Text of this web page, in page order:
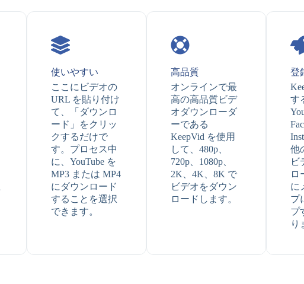
使いやすい
ここにビデオの
URL を貼り付け
て、「ダウンロ
ード」をクリッ
クするだけで
す。プロセス中
に、YouTube を
MP3 または MP4
にダウンロード
することを選択
できます。
高品質
オンラインで最
高の高品質ビデ
オダウンローダ
ーである
KeepVid を使用
して、480p、
720p、1080p、
2K、4K、8K で
ビデオをダウン
ロードします。
登
す
他
ビ
ロ
に
プ
プ
り